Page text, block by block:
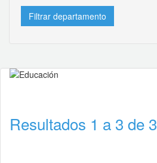
Resultados 1 a 3 de 3